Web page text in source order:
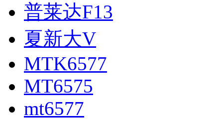
普莱达F13
夏新大V
MTK6577
MT6575
mt6577